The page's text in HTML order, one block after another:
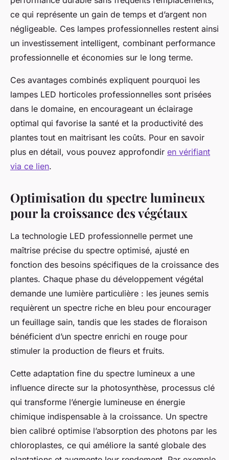
ce qui représente un gain de temps et d’argent non
négligeable. Ces lampes professionnelles restent ainsi
un investissement intelligent, combinant performance
professionnelle et économies sur le long terme.
Ces avantages combinés expliquent pourquoi les
lampes LED horticoles professionnelles sont prisées
dans le domaine, en encourageant un éclairage
optimal qui favorise la santé et la productivité des
plantes tout en maitrisant les coûts. Pour en savoir
plus en détail, vous pouvez approfondir en vérifiant
via ce lien.
Optimisation du spectre lumineux
pour la croissance des végétaux
La technologie LED professionnelle permet une
maîtrise précise du spectre optimisé, ajusté en
fonction des besoins spécifiques de la croissance des
plantes. Chaque phase du développement végétal
demande une lumière particulière : les jeunes semis
requièrent un spectre riche en bleu pour encourager
un feuillage sain, tandis que les stades de floraison
bénéficient d’un spectre enrichi en rouge pour
stimuler la production de fleurs et fruits.
Cette adaptation fine du spectre lumineux a une
influence directe sur la photosynthèse, processus clé
qui transforme l’énergie lumineuse en énergie
chimique indispensable à la croissance. Un spectre
bien calibré optimise l’absorption des photons par les
chloroplastes, ce qui améliore la santé globale des